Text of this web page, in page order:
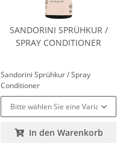
SANDORINI SPRÜHKUR /
SPRAY CONDITIONER
Sandorini Sprühkur / Spray
Conditioner
Bitte wählen Sie eine Variation.
In den Warenkorb